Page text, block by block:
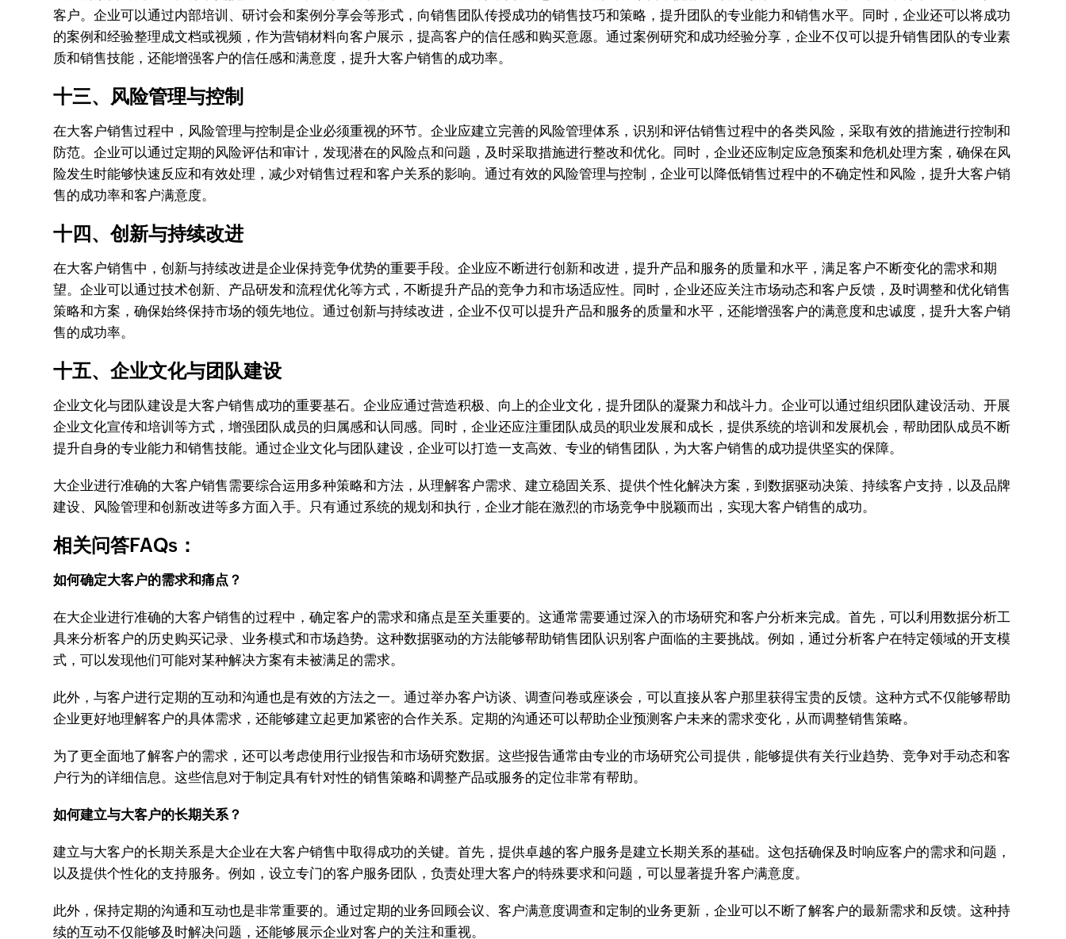
客户。企业可以通过内部培训、研讨会和案例分享会等形式，向销售团队传授成功的销售技巧和策略，提升团队的专业能力和销售水平。同时，企业还可以将成功
的案例和经验整理成文档或视频，作为营销材料向客户展示，提高客户的信任感和购买意愿。通过案例研究和成功经验分享，企业不仅可以提升销售团队的专业素
质和销售技能，还能增强客户的信任感和满意度，提升大客户销售的成功率。
十三、风险管理与控制
在大客户销售过程中，风险管理与控制是企业必须重视的环节。企业应建立完善的风险管理体系，识别和评估销售过程中的各类风险，采取有效的措施进行控制和
防范。企业可以通过定期的风险评估和审计，发现潜在的风险点和问题，及时采取措施进行整改和优化。同时，企业还应制定应急预案和危机处理方案，确保在风
险发生时能够快速反应和有效处理，减少对销售过程和客户关系的影响。通过有效的风险管理与控制，企业可以降低销售过程中的不确定性和风险，提升大客户销
售的成功率和客户满意度。
十四、创新与持续改进
在大客户销售中，创新与持续改进是企业保持竞争优势的重要手段。企业应不断进行创新和改进，提升产品和服务的质量和水平，满足客户不断变化的需求和期
望。企业可以通过技术创新、产品研发和流程优化等方式，不断提升产品的竞争力和市场适应性。同时，企业还应关注市场动态和客户反馈，及时调整和优化销售
策略和方案，确保始终保持市场的领先地位。通过创新与持续改进，企业不仅可以提升产品和服务的质量和水平，还能增强客户的满意度和忠诚度，提升大客户销
售的成功率。
十五、企业文化与团队建设
企业文化与团队建设是大客户销售成功的重要基石。企业应通过营造积极、向上的企业文化，提升团队的凝聚力和战斗力。企业可以通过组织团队建设活动、开展
企业文化宣传和培训等方式，增强团队成员的归属感和认同感。同时，企业还应注重团队成员的职业发展和成长，提供系统的培训和发展机会，帮助团队成员不断
提升自身的专业能力和销售技能。通过企业文化与团队建设，企业可以打造一支高效、专业的销售团队，为大客户销售的成功提供坚实的保障。
大企业进行准确的大客户销售需要综合运用多种策略和方法，从理解客户需求、建立稳固关系、提供个性化解决方案，到数据驱动决策、持续客户支持，以及品牌
建设、风险管理和创新改进等多方面入手。只有通过系统的规划和执行，企业才能在激烈的市场竞争中脱颖而出，实现大客户销售的成功。
相关问答FAQs：
如何确定大客户的需求和痛点？
在大企业进行准确的大客户销售的过程中，确定客户的需求和痛点是至关重要的。这通常需要通过深入的市场研究和客户分析来完成。首先，可以利用数据分析工
具来分析客户的历史购买记录、业务模式和市场趋势。这种数据驱动的方法能够帮助销售团队识别客户面临的主要挑战。例如，通过分析客户在特定领域的开支模
式，可以发现他们可能对某种解决方案有未被满足的需求。
此外，与客户进行定期的互动和沟通也是有效的方法之一。通过举办客户访谈、调查问卷或座谈会，可以直接从客户那里获得宝贵的反馈。这种方式不仅能够帮助
企业更好地理解客户的具体需求，还能够建立起更加紧密的合作关系。定期的沟通还可以帮助企业预测客户未来的需求变化，从而调整销售策略。
为了更全面地了解客户的需求，还可以考虑使用行业报告和市场研究数据。这些报告通常由专业的市场研究公司提供，能够提供有关行业趋势、竞争对手动态和客
户行为的详细信息。这些信息对于制定具有针对性的销售策略和调整产品或服务的定位非常有帮助。
如何建立与大客户的长期关系？
建立与大客户的长期关系是大企业在大客户销售中取得成功的关键。首先，提供卓越的客户服务是建立长期关系的基础。这包括确保及时响应客户的需求和问题，
以及提供个性化的支持服务。例如，设立专门的客户服务团队，负责处理大客户的特殊要求和问题，可以显著提升客户满意度。
此外，保持定期的沟通和互动也是非常重要的。通过定期的业务回顾会议、客户满意度调查和定制的业务更新，企业可以不断了解客户的最新需求和反馈。这种持
续的互动不仅能够及时解决问题，还能够展示企业对客户的关注和重视。